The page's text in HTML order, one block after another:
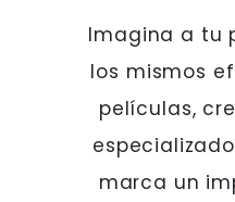
Imagina a tu
los mismos
películas,
marca un